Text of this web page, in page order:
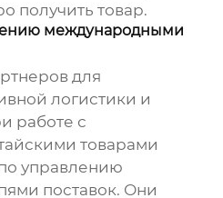
получить товар.
международными
для
логистики и
работе с
товарами
управлению
поставок. Они